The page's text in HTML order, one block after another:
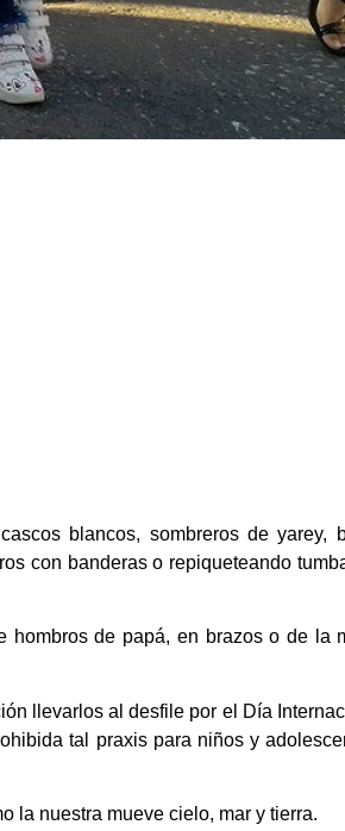
blancos, sombreros de yarey,
con banderas o repiqueteando
hombros de papá, en brazos o de la
llevarlos al desfile por el Día
tal praxis para niños y
la nuestra mueve cielo, mar y tierra.